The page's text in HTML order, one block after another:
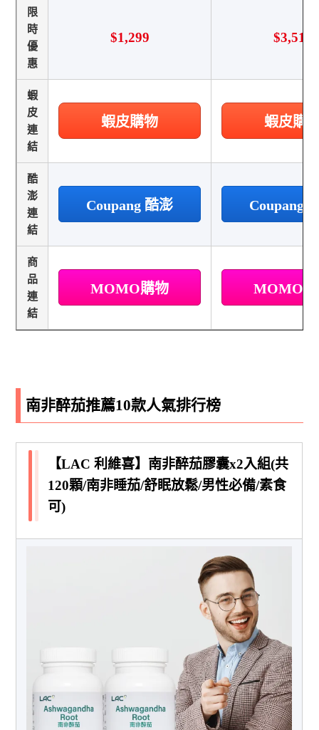
限
時
優
惠
$1,299 $3,519
蝦
皮
連
結
蝦皮購物 蝦皮購
酷
澎
連
結
Coupang 酷澎 Coupang
商
品
連
結
MOMO購物 MOMO
南非醉茄推薦10款人氣排行榜
【LAC 利維喜】南非醉茄膠囊x2入組(共
120顆/南非睡茄/舒眠放鬆/男性必備/素食
可)